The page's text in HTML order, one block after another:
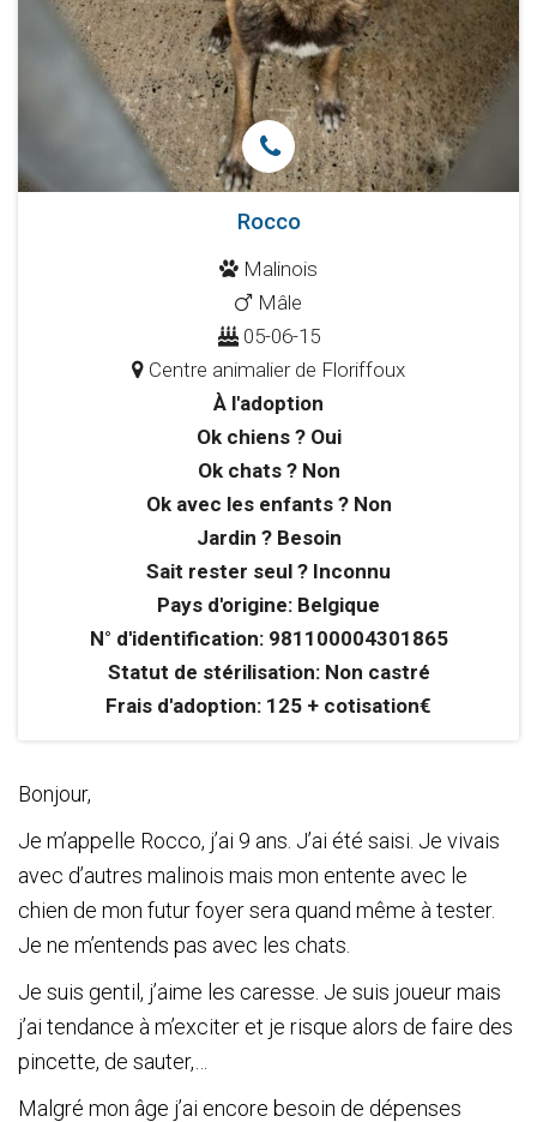
Rocco
Malinois
Mâle
05-06-15
Centre animalier de Floriffoux
À l'adoption
Ok chiens ? Oui
Ok chats ? Non
Ok avec les enfants ? Non
Jardin ? Besoin
Sait rester seul ? Inconnu
Pays d'origine: Belgique
N° d'identification: 981100004301865
Statut de stérilisation: Non castré
Frais d'adoption: 125 + cotisation€
Bonjour,
Je m’appelle Rocco, j’ai 9 ans. J’ai été saisi. Je vivais
avec d’autres malinois mais mon entente avec le
chien de mon futur foyer sera quand même à tester.
Je ne m’entends pas avec les chats.
Je suis gentil, j’aime les caresse. Je suis joueur mais
j’ai tendance à m’exciter et je risque alors de faire des
pincette, de sauter,…
Malgré mon âge j’ai encore besoin de dépenses